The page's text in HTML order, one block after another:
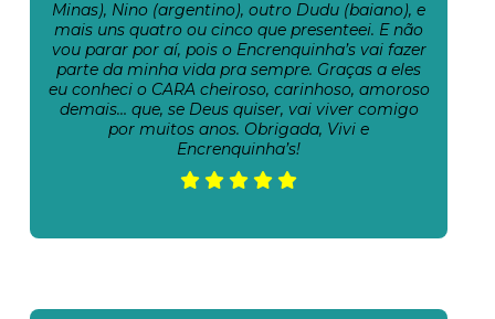
Minas), Nino (argentino), outro Dudu (baiano), e
mais uns quatro ou cinco que presenteei. E não
vou parar por aí, pois o Encrenquinha’s vai fazer
parte da minha vida pra sempre. Graças a eles
eu conheci o CARA cheiroso, carinhoso, amoroso
demais… que, se Deus quiser, vai viver comigo
por muitos anos. Obrigada, Vivi e
Encrenquinha’s!